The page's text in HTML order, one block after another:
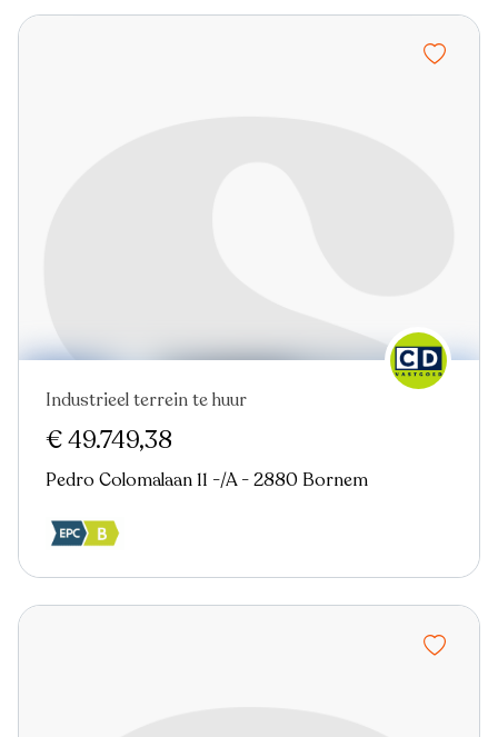
Virtual tour
Industrieel terrein te huur
€ 49.749,38
Pedro Colomalaan 11 -/A - 2880 Bornem